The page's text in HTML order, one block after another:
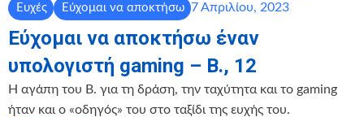
Ευχές Εύχομαι να αποκτήσω 7 Απριλίου, 2023
Εύχομαι να αποκτήσω έναν
υπολογιστή gaming – Β., 12
Η αγάπη του Β. για τη δράση, την ταχύτητα και το gaming
ήταν και ο «οδηγός» του στο ταξίδι της ευχής του.